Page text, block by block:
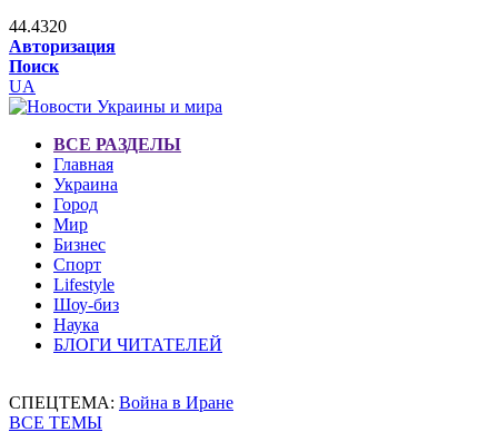
44.4320
Авторизация
Поиск
UA
ВСЕ РАЗДЕЛЫ
Главная
Украина
Город
Мир
Бизнес
Спорт
Lifestyle
Шоу-биз
Наука
БЛОГИ ЧИТАТЕЛЕЙ
СПЕЦТЕМА: Война в Иране
ВСЕ ТЕМЫ